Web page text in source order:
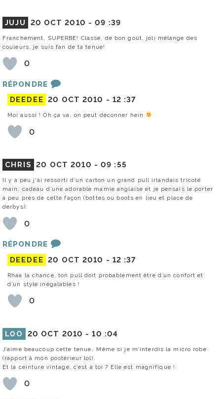
JUJU 20 OCT 2010 -09 :39
Franchement, SUPERBE! Classe, de bon goût, joli mélange des
couleurs, je suis fan de ta tenue!
0
RÉPONDRE
DEEDEE 20 OCT 2010 - 12 :37
Moi aussi ! Oh ça va, on peut déconner hein
0
CHRIS 20 OCT 2010 -09 :55
Il y a peu j’ai ressorti d’un carton un grand pull irlandais tricoté
main, cadeau d’une adorable mamie anglaise et je pensais le porter
à peu près de cette façon (bottes ou boots en lieu et place de
derbys).
0
RÉPONDRE
DEEDEE 20 OCT 2010 - 12 :37
Rhaa la chance, ton pull doit probablement être d’un confort et
d’un style inégalables !
0
L0O 20 OCT 2010 -10 :04
J’aime beaucoup cette tenue… Même si je m’interdis la micro robe
(rapport à mon postérieur lol).
Et la ceinture vintage, c’est à toi ? Elle est magnifique !
0